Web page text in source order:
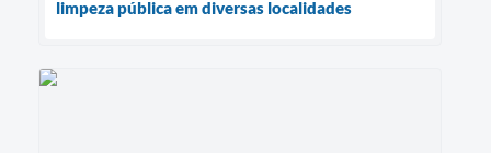
limpeza pública em diversas localidades